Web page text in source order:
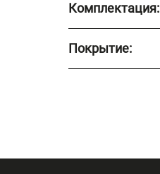
Комплектация:
Покрытие: